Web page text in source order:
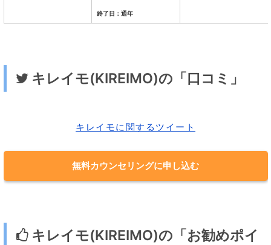
終了日：通年
キレイモ(KIREIMO)の「口コミ」
キレイモに関するツイート
無料カウンセリングに申し込む
キレイモ(KIREIMO)の「お勧めポイ